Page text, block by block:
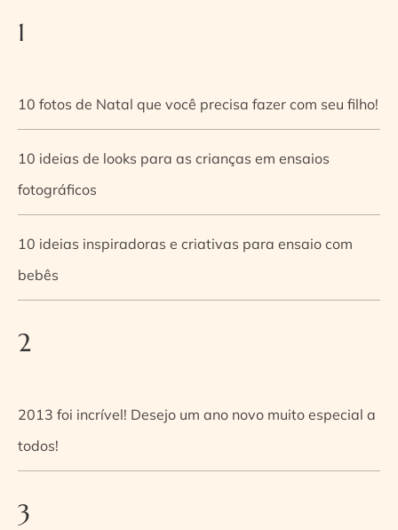
1
10 fotos de Natal que você precisa fazer com seu filho!
10 ideias de looks para as crianças em ensaios
fotográficos
10 ideias inspiradoras e criativas para ensaio com
bebês
2
2013 foi incrível! Desejo um ano novo muito especial a
todos!
3